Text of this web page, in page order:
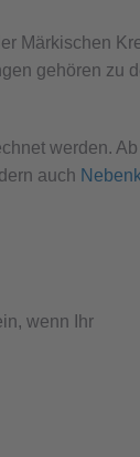
Märkischen
gehören zu
werden.
auch
wenn Ihr